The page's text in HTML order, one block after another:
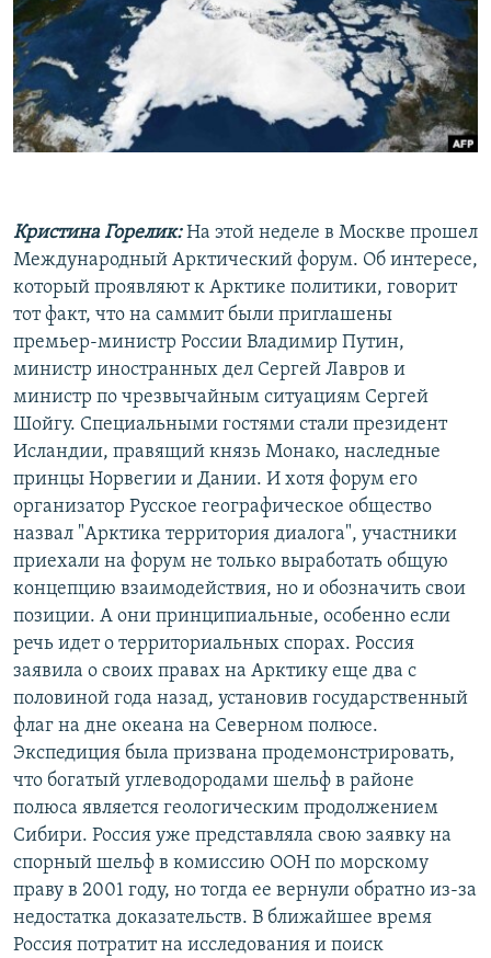
РАСПИСАНИЕ ВЕЩАНИЯ
ПОДПИШИТЕСЬ НА РАССЫЛКУ
СОЦИАЛЬНЫЕ СЕТИ
Все сайты РСЕ/РС
Кристина Горелик:На этой неделе в Москве прошел
Международный Арктический форум. Об интересе,
который проявляют к Арктике политики, говорит
тот факт, что на саммит были приглашены
премьер-министр России Владимир Путин,
министр иностранных дел Сергей Лавров и
министр по чрезвычайным ситуациям Сергей
Шойгу. Специальными гостями стали президент
Исландии, правящий князь Монако, наследные
принцы Норвегии и Дании. И хотя форум его
организатор Русское географическое общество
назвал "Арктика территория диалога", участники
приехали на форум не только выработать общую
концепцию взаимодействия, но и обозначить свои
позиции. А они принципиальные, особенно если
речь идет о территориальных спорах. Россия
заявила о своих правах на Арктику еще два с
половиной года назад, установив государственный
флаг на дне океана на Северном полюсе.
Экспедиция была призвана продемонстрировать,
что богатый углеводородами шельф в районе
полюса является геологическим продолжением
Сибири. Россия уже представляла свою заявку на
спорный шельф в комиссию ООН по морскому
праву в 2001 году, но тогда ее вернули обратно из-за
недостатка доказательств. В ближайшее время
Россия потратит на исследования и поиск